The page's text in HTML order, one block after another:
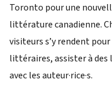
Toronto pour une
littérature canadienne.
visiteurs s’y rendent
littéraires, assister à des
avec les auteur·rice·s.